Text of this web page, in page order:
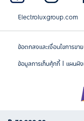
Electroluxgroup.com
ข้อตกลงและเงื่อนไขการขาย
ข้อมูลการเก็บคุ้กกี้ | แผนผั